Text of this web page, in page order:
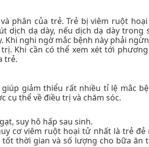
phân của trẻ. Trẻ bị viêm ruột
dịch dạ dày, nếu dịch dạ dày trong
nghi ngờ mắc bệnh này phải
Khi cần có thể xem xét tới
trẻ.
giảm thiểu rất nhiều tỉ lệ mắc
cụ thể về điều trị và chăm sóc.
suy hô hấp sau sinh.
cơ viêm ruột hoại tử nhất là trẻ đẻ
thời gian và số lượng cho bữa ăn